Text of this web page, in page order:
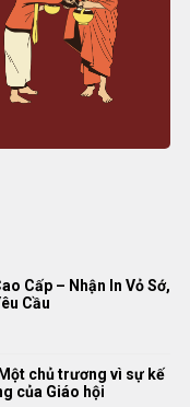
Cấp – Nhận In Vỏ Sớ,
Cầu
chủ trương vì sự kế
của Giáo hội